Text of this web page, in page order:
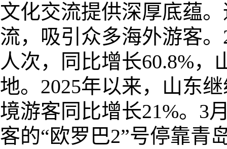
文化交流提供深厚底蕴
流，吸引众多海外游客
人次，同比增长60.8%
地。2025年以来，山东
境游客同比增长21%。3
客的“欧罗巴2”号停靠青